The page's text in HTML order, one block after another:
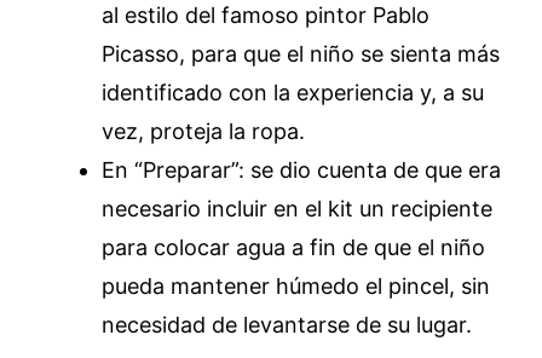
al estilo del famoso pintor Pablo
Picasso, para que el niño se sienta más
identificado con la experiencia y, a su
vez, proteja la ropa.
En “Preparar”: se dio cuenta de que era
necesario incluir en el kit un recipiente
para colocar agua a fin de que el niño
pueda mantener húmedo el pincel, sin
necesidad de levantarse de su lugar.